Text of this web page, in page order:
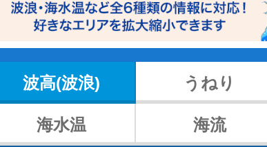
波高(波浪) うねり
海水温 海流